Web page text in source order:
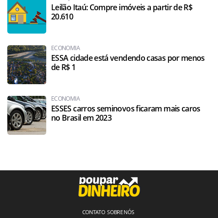
Leilão Itaú: Compre imóveis a partir de R$
20.610
ECONOMIA
ESSA cidade está vendendo casas por menos
de R$ 1
ECONOMIA
ESSES carros seminovos ficaram mais caros
no Brasil em 2023
CONTATO SOBRE NÓS